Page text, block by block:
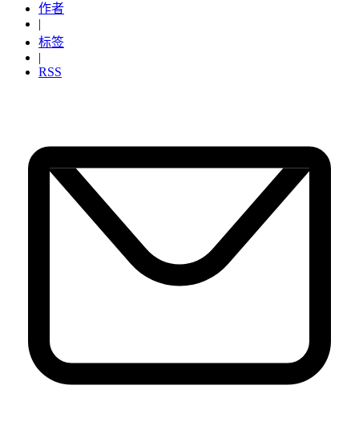
作者
|
标签
|
RSS